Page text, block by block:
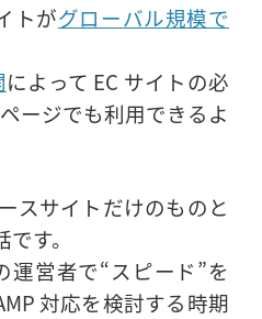
トがグローバル規模で
によって EC サイトの必
ージでも利用できるよ
スサイトだけのものと
す。
運営者で“スピード”を
対応を検討する時期